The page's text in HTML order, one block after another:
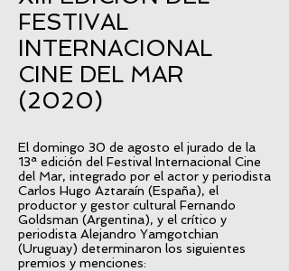
FESTIVAL
INTERNACIONAL
CINE DEL MAR
(2020)
El domingo 30 de agosto el jurado de la
13ª edición del Festival Internacional Cine
del Mar, integrado por el actor y periodista
Carlos Hugo Aztaraín (España), el
productor y gestor cultural Fernando
Goldsman (Argentina), y el crítico y
periodista Alejandro Yamgotchian
(Uruguay) determinaron los siguientes
premios y menciones: